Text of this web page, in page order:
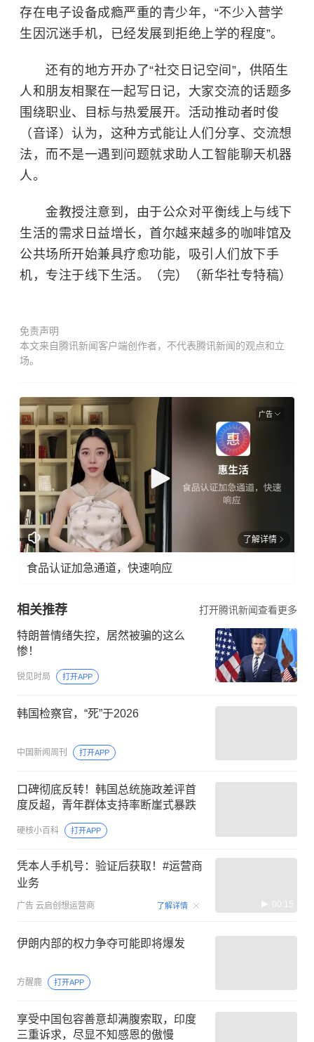
存在电子设备成瘾严重的青少年，“不少入营学
生因沉迷手机，已经发展到拒绝上学的程度”。
还有的地方开办了“社交日记空间”，供陌生
人和朋友相聚在一起写日记，大家交流的话题多
围绕职业、目标与热爱展开。活动推动者时俊
（音译）认为，这种方式能让人们分享、交流想
法，而不是一遇到问题就求助人工智能聊天机器
人。
金教授注意到，由于公众对平衡线上与线下
生活的需求日益增长，首尔越来越多的咖啡馆及
公共场所开始兼具疗愈功能，吸引人们放下手
机，专注于线下生活。（完）（新华社专特稿）
免责声明
本文来自腾讯新闻客户端创作者，不代表腾讯新闻的观点和立
场。
广告
了解详情
食品认证加急通道，快速响应
相关推荐 打开腾讯新闻查看更多
特朗普情绪失控，居然被骗的这么
惨！
锐见时局 打开APP
韩国检察官，“死”于2026
中国新闻周刊 打开APP
口碑彻底反转！韩国总统施政差评首
度反超，青年群体支持率断崖式暴跌
硬核小百科 打开APP
凭本人手机号：验证后获取！#运营商
业务
广告 云启创想运营商 了解详情 00:15
伊朗内部的权力争夺可能即将爆发
方醒鹿 打开APP
享受中国包容善意却满腹索取，印度
三重诉求，尽显不知感恩的傲慢